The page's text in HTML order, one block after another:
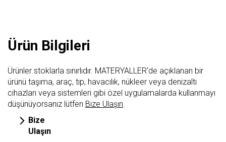
Ürün Bilgileri
Ürünler stoklarla sınırlıdır. MATERYALLER'de açıklanan bir
ürünü taşıma, araç, tıp, havacılık, nükleer veya denizaltı
cihazları veya sistemleri gibi özel uygulamalarda kullanmayı
düşünüyorsanız lütfen Bize Ulaşın.
Bize
Ulaşın